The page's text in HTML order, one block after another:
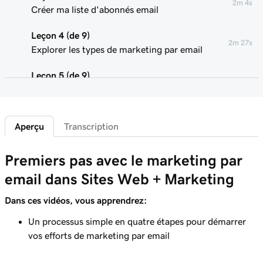
Créer ma liste d'abonnés email
2m 4s
Leçon 4 (de 9)
Explorer les types de marketing par email
2m 27s
Leçon 5 (de 9)
Leçon 6 (de 9)
Personnaliser mes emails marketing
Leçon 7 (de 9)
Créer une campagne de marketing par email
3m 41s
Leçon 8 (de 9)
Créer et envoyer une campagne email
Leçon 9 (de 9)
Aperçu Transcription
Premiers pas avec le marketing par
email dans Sites Web + Marketing
Dans ces vidéos, vous apprendrez:
Un processus simple en quatre étapes pour démarrer
vos efforts de marketing par email